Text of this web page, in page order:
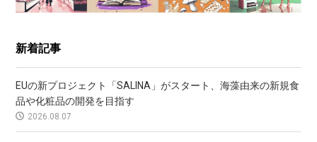
新着記事
EUの新プロジェクト「SALINA」がスタート、海藻由来の新規食
品や化粧品の開発を目指す
2026.08.07